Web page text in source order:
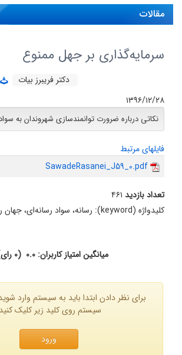
مقالات
سرمایه‌گذاری بر جهل ممنوع
دکتر فریبرز بیات
۱۳۹۶/۱۲/۲۸
نکاتی درباره ضرورت توانمندسازی شهروندان به
فایلهای مرتبط
SawadeRasanei_J59_0.pdf
تعداد بازدید ۴۶۱
کلیدواژه (keyword):
رسانه، سواد رسانه‌ای، جهان
میانگین امتیاز کاربران: 0.0 (0 رای)
برای نظر دادن ابتدا باید به سیستم وارد
سیستم روی کلید زیر کلیک
ورود